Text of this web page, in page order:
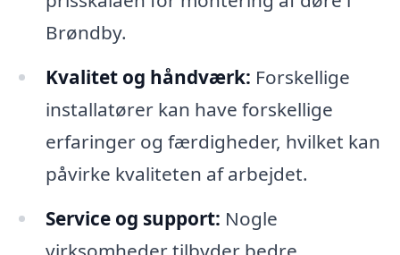
Brøndby.
Kvalitet og håndværk: Forskellige
installatører kan have forskellige
erfaringer og færdigheder, hvilket kan
påvirke kvaliteten af arbejdet.
Service og support: Nogle